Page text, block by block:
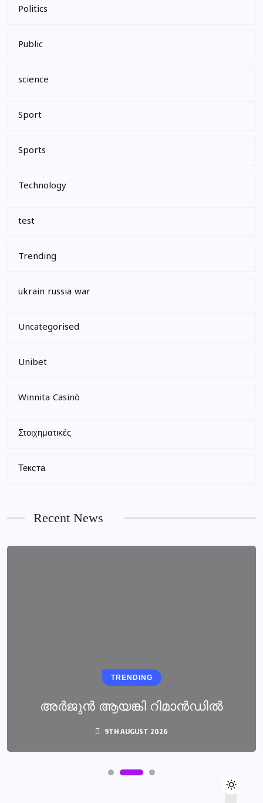
Politics
Public
science
Sport
Sports
Technology
test
Trending
ukrain russia war
Uncategorised
Unibet
Winnita Casinò
Στοιχηματικές
Текста
Recent News
TRENDING
അർജുൻ ആയങ്കി റിമാൻഡിൽ
9TH AUGUST 2026